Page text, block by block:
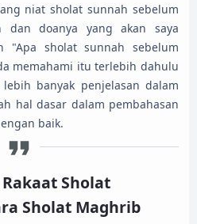
niat sholat sunnah sebelum
dan doanya yang akan saya
"Apa sholat sunnah sebelum
memahami itu terlebih dahulu
banyak penjelasan dalam
hal dasar dalam pembahasan
baik.
Sholat
Sholat Maghrib